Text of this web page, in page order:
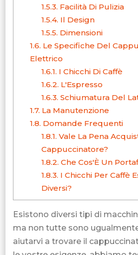
1.5.3. Facilità Di Pulizia
1.5.4. Il Design
1.5.5. Dimensioni
1.6. Le Specifiche Del
Elettrico
1.6.1. I Chicchi Di Caffè
1.6.2. L'Espresso
1.6.3. Schiumatura Del
1.7. La Manutenzione
1.8. Domande Frequenti
1.8.1. Vale La Pena
Cappuccinatore?
1.8.2. Che Cos'È Un
1.8.3. I Chicchi Per Caffè
Diversi?
Esistono diversi tipi di
ma non tutte sono
aiutarvi a trovare il